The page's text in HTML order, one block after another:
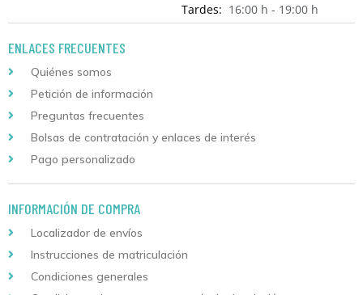
Tardes: 16:00 h - 19:00 h
ENLACES FRECUENTES
Quiénes somos
Petición de información
Preguntas frecuentes
Bolsas de contratación y enlaces de interés
Pago personalizado
INFORMACIÓN DE COMPRA
Localizador de envíos
Instrucciones de matriculación
Condiciones generales